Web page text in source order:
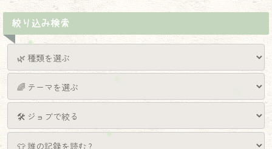
絞り込み検索